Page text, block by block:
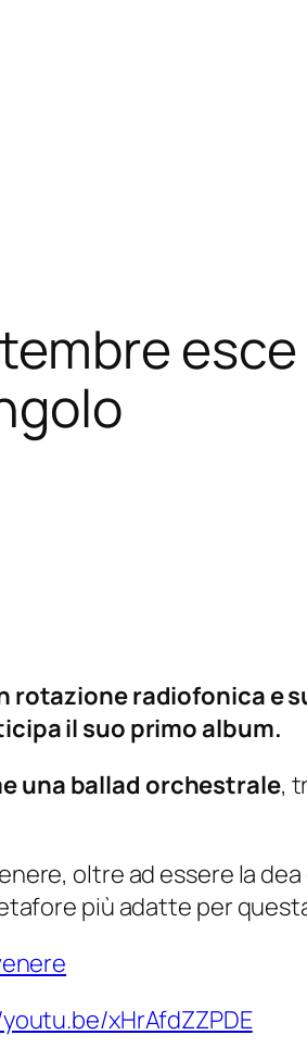
rotazione radiofonica e
il suo primo album.
una ballad orchestrale,
oltre ad essere la
più adatte per
xHrAfdZZPDE